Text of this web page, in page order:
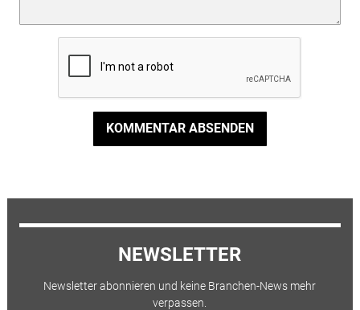
KOMMENTAR ABSENDEN
NEWSLETTER
Newsletter abonnieren und keine Branchen-News mehr
verpassen.